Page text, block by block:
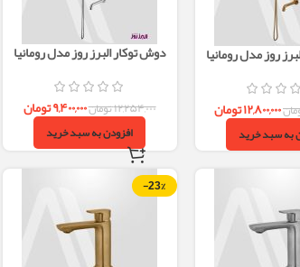
روز مدل رومانیا
۱۲,۸۰۰,۰۰۰تومان
به سبد خرید
دوش توکار البرز روز مدل رومانیا
۱۲,۲۵۴,۰۰۰تومان۹,۴۰۰,۰۰۰تومان
افزودن به سبد خرید
-23%